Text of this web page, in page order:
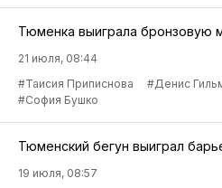
Тюменка выиграла бронзовую
21 июля, 08:44
#Таисия Приписнова
#Денис
#София Бушко
Тюменский бегун выиграл
19 июля, 08:57